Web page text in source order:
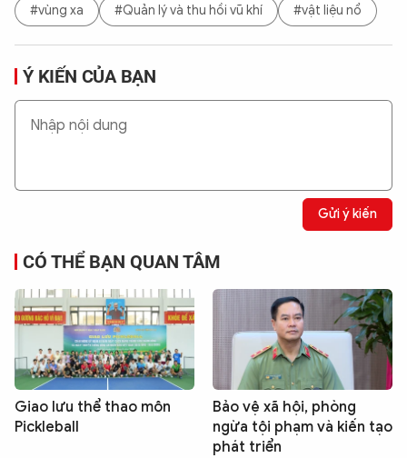
#vùng xa #Quản lý và thu hồi vũ khí #vật liệu nổ
Ý KIẾN CỦA BẠN
Gửi ý kiến
CÓ THỂ BẠN QUAN TÂM
Giao lưu thể thao môn
Pickleball
Bảo vệ xã hội, phòng
ngừa tội phạm và kiến tạo
phát triển